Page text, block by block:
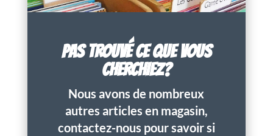
PAS TROUVÉ CE QUE VOUS
CHERCHIEZ?
Nous avons de nombreux
autres articles en magasin,
contactez-nous pour savoir si